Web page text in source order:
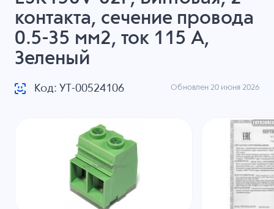
контакта, сечение провода
0.5-35 мм2, ток 115 A,
Зеленый
Код: УТ-00524106 Обновлен 20 июня 2026